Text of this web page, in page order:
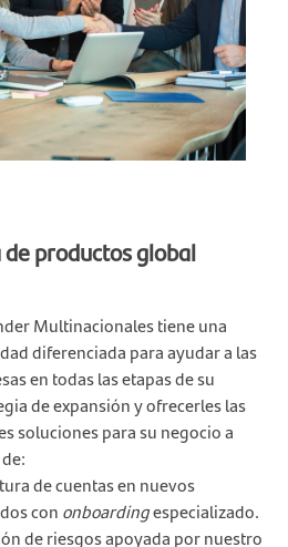
productos global
Multinacionales tiene una
diferenciada para ayudar a las
en todas las etapas de su
de expansión y ofrecerles las
soluciones para su negocio a
de cuentas en nuevos
con onboardingespecializado.
de riesgos apoyada por nuestro